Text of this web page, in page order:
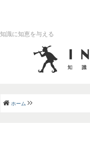
知識に知恵を与える
ホーム